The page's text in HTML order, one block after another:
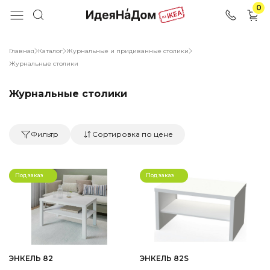
0
Главная Каталог Журнальные и придиванные столики
Журнальные столики
Журнальные столики
Фильтр Сортировка по цене
Под заказ
ЭНКЕЛЬ 82
Под заказ
ЭНКЕЛЬ 82S